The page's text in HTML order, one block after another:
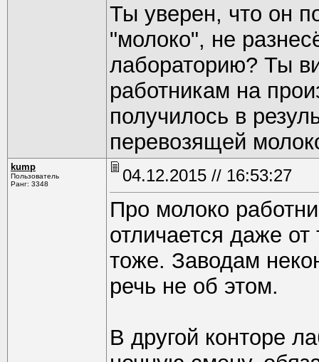
Ты уверен, что он
"молоко", не
лабораторию? Ты
работникам на
получилось в
перевозящей
kump
Пользователь
Ранг: 3348
04.12.2015 // 16:53:27
Про молоко
отличается даже от
тоже. Заводам
речь не об этом.
В другой конторе